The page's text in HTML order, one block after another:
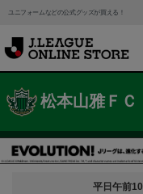
ユニフォームなどの公式グッズが買える！
松本山雅ＦＣ
平日午前